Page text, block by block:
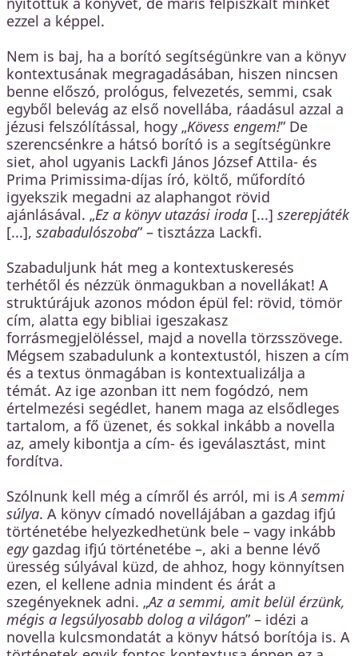
ezzel a képpel.
Nem is baj, ha a borító segítségünkre van a könyv
kontextusának megragadásában, hiszen nincsen
benne előszó, prológus, felvezetés, semmi, csak
egyből belevág az első novellába, ráadásul azzal a
jézusi felszólítással, hogy „Kövess engem!” De
szerencsénkre a hátsó borító is a segítségünkre
siet, ahol ugyanis Lackfi János József Attila- és
Prima Primissima-díjas író, költő, műfordító
igyekszik megadni az alaphangot rövid
ajánlásával. „Ez a könyv utazási iroda [...] szerepjáték
[...], szabadulószoba” – tisztázza Lackfi.
Szabaduljunk hát meg a kontextuskeresés
terhétől és nézzük önmagukban a novellákat! A
struktúrájuk azonos módon épül fel: rövid, tömör
cím, alatta egy bibliai igeszakasz
forrásmegjelöléssel, majd a novella törzsszövege.
Mégsem szabadulunk a kontextustól, hiszen a cím
és a textus önmagában is kontextualizálja a
témát. Az ige azonban itt nem fogódzó, nem
értelmezési segédlet, hanem maga az elsődleges
tartalom, a fő üzenet, és sokkal inkább a novella
az, amely kibontja a cím- és igeválasztást, mint
fordítva.
Szólnunk kell még a címről és arról, mi isA semmi
súlya. A könyv címadó novellájában a gazdag ifjú
történetébe helyezkedhetünk bele – vagy inkább
egygazdag ifjú történetébe –, aki a benne lévő
üresség súlyával küzd, de ahhoz, hogy könnyítsen
ezen, el kellene adnia mindent és árát a
szegényeknek adni. „Az a semmi, amit belül érzünk,
mégis a legsúlyosabb dolog a világon” – idézi a
novella kulcsmondatát a könyv hátsó borítója is. A